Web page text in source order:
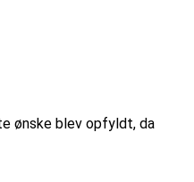
ønske blev opfyldt, da